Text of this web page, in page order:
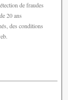
de fraudes
20 ans
des conditions